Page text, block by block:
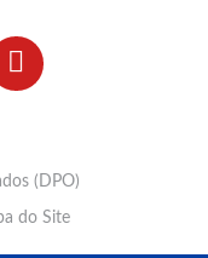
(DPO)
do Site